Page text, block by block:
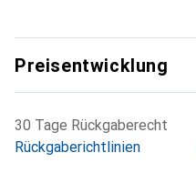
Preisentwicklung
30 Tage Rückgaberecht
Rückgaberichtlinien